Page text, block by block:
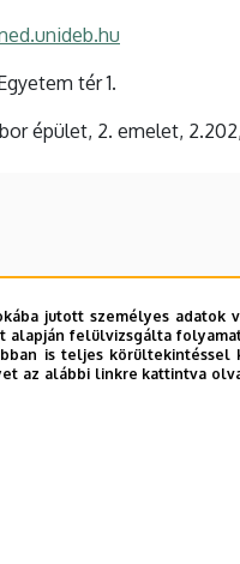
tér 1.
épület, 2. emelet,
jutott személyes adatok
felülvizsgálta
is teljes
az alábbi linkre kattintva